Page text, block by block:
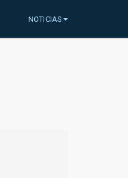
NOTICIAS